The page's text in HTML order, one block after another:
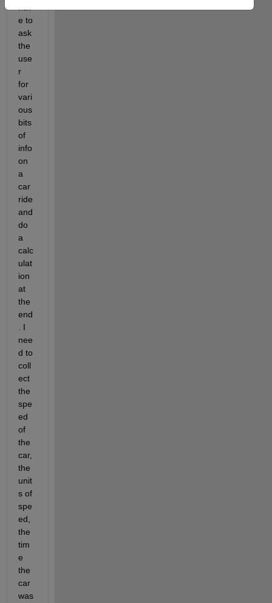
e to
ask
the
use
r
for
vari
ous
bits
of
info
on
a
car
ride
and
do
a
calc
ulat
ion
at
the
end
. I
nee
d to
coll
ect
the
spe
ed
of
the
car,
the
unit
s of
spe
ed,
the
tim
e
the
car
was